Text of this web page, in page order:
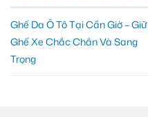
Ghế Da Ô Tô Tại Cần Giờ – Giữ
Ghế Xe Chắc Chắn Và Sang
Trọng